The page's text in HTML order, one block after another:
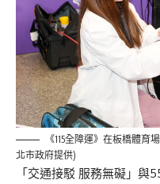
《115全障運》在板橋體
北市政府提供)
「交通接駁 服務無礙」